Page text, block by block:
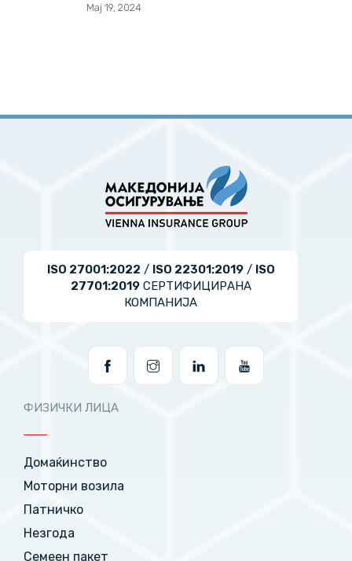
Мај 19, 2024
ISO 27001:2022 / ISO 22301:2019/ ISO
27701:2019СЕРТИФИЦИРАНА
КОМПАНИЈА
ФИЗИЧКИ ЛИЦА
Домаќинство
Моторни возила
Патничко
Незгода
Семеен пакет